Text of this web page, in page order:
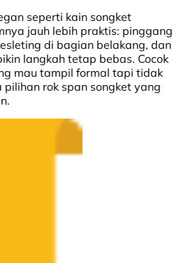
seperti kain songket
jauh lebih praktis: pinggang
di bagian belakang, dan
langkah tetap bebas. Cocok
mau tampil formal tapi tidak
rok span songket yang